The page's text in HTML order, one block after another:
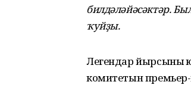
билдәләйәсәктәр.
ҡуйҙы.
Легендар
комитетын